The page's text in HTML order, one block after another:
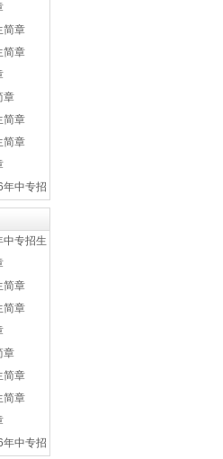
简章
简章
章
简章
简章
中专招
中专招生
简章
简章
章
简章
简章
中专招